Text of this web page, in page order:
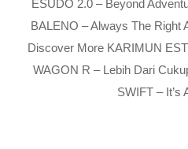
ESUDO 2.0 – Beyond
BALENO – Always The Right
Discover More KARIMUN
WAGON R – Lebih Dari
SWIFT – It’s